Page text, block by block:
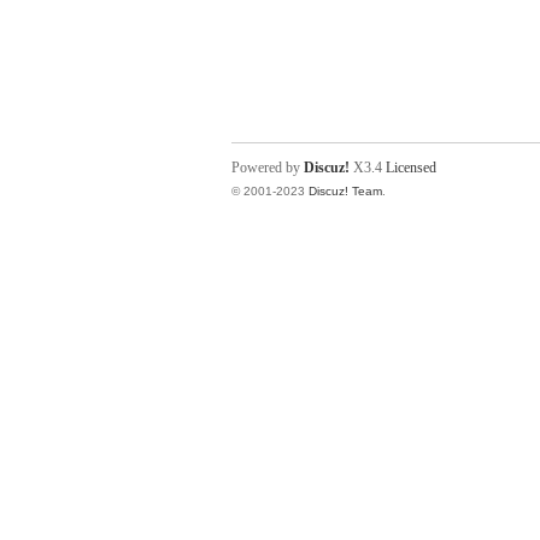
Powered by Discuz! X3.4 Licensed
© 2001-2023 Discuz! Team